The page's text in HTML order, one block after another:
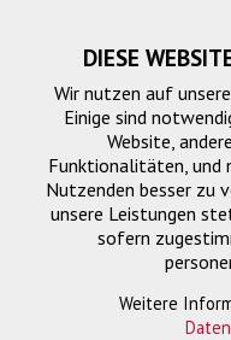
Umschalter
DIESE
Wir nutzen auf
Einige sind
Website,
Funktionalitäten, und
Nutzenden besser zu
unsere Leistungen
sofern
Weitere